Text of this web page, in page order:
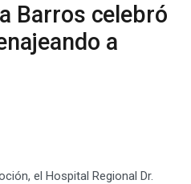
Barros celebró
a
el Hospital Regional Dr.